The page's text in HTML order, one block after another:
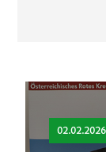
02.02.2026